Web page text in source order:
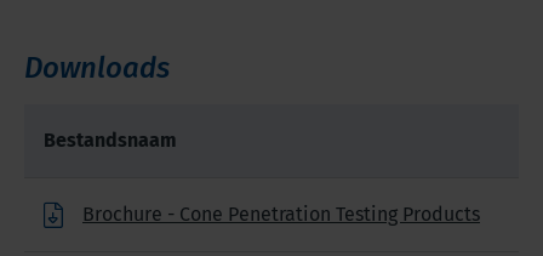
Downloads
Bestandsnaam
Brochure - Cone Penetration Testing Products